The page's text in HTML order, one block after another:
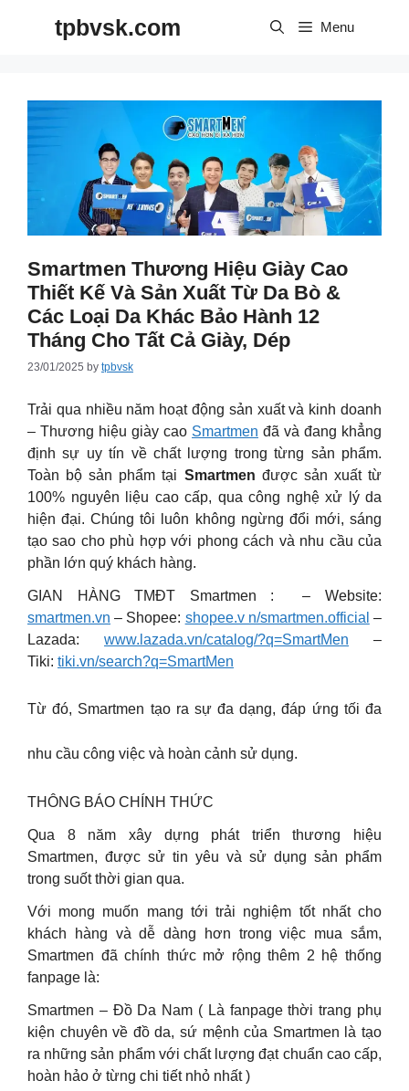
tpbvsk.com Menu
Smartmen Thương Hiệu Giày Cao
Thiết Kế Và Sản Xuất Từ Da Bò &
Các Loại Da Khác Bảo Hành 12
Tháng Cho Tất Cả Giày, Dép
23/01/2025 by tpbvsk
Trải qua nhiều năm hoạt động sản xuất và kinh doanh
– Thương hiệu giày cao Smartmen đã và đang khẳng
định sự uy tín về chất lượng trong từng sản phẩm.
Toàn bộ sản phẩm tại Smartmen được sản xuất từ
100% nguyên liệu cao cấp, qua công nghệ xử lý da
hiện đại. Chúng tôi luôn không ngừng đổi mới, sáng
tạo sao cho phù hợp với phong cách và nhu cầu của
phần lớn quý khách hàng.
GIAN HÀNG TMĐT Smartmen : – Website:
smartmen.vn – Shopee: shopee.v n/smartmen.official –
Lazada: www.lazada.vn/catalog/?q=SmartMen –
Tiki: tiki.vn/search?q=SmartMen
Từ đó, Smartmen tạo ra sự đa dạng, đáp ứng tối đa
nhu cầu công việc và hoàn cảnh sử dụng.
THÔNG BÁO CHÍNH THỨC
Qua 8 năm xây dựng phát triển thương hiệu
Smartmen, được sử tin yêu và sử dụng sản phẩm
trong suốt thời gian qua.
Với mong muốn mang tới trải nghiệm tốt nhất cho
khách hàng và dễ dàng hơn trong việc mua sắm,
Smartmen đã chính thức mở rộng thêm 2 hệ thống
fanpage là:
Smartmen – Đồ Da Nam ( Là fanpage thời trang phụ
kiện chuyên về đồ da, sứ mệnh của Smartmen là tạo
ra những sản phẩm với chất lượng đạt chuẩn cao cấp,
hoàn hảo ở từng chi tiết nhỏ nhất )